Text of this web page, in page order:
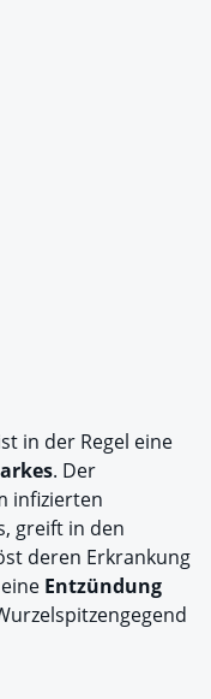
in der Regel eine
. Der
infizierten
greift in den
deren Erkrankung
Entzündung